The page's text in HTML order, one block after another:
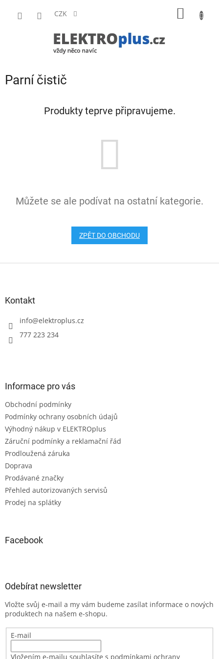
CZK
Parní čistič
Produkty teprve připravujeme.
Můžete se ale podívat na ostatní kategorie.
ZPĚT DO OBCHODU
Kontakt
info@elektroplus.cz
777 223 234
Informace pro vás
Obchodní podmínky
Podmínky ochrany osobních údajů
Výhodný nákup v ELEKTROplus
Záruční podmínky a reklamační řád
Prodloužená záruka
Doprava
Prodávané značky
Přehled autorizovaných servisů
Prodej na splátky
Facebook
Odebírat newsletter
Vložte svůj e-mail a my vám budeme zasílat informace o nových
produktech na našem e-shopu.
E-mail
Vložením e-mailu souhlasíte s podmínkami ochrany